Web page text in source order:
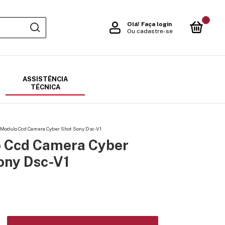
Olá! Faça login
Ou cadastre-se
0
ASSISTÊNCIA
TÉCNICA
Modulo Ccd Camera Cyber Shot Sony Dsc-V1
Camera Cyber
Dsc-V1